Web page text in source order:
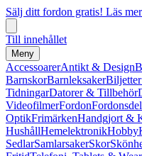
Sälj ditt fordon gratis! Läs
Till innehållet
Meny
AccessoarerAntikt & Design
BarnskorBarnleksaker
TidningarDatorer & Tillbehör
VideofilmerFordon
OptikFrimärkenHandgjort &
HushållHemelektronikHobby
SedlarSamlarsakerSkor